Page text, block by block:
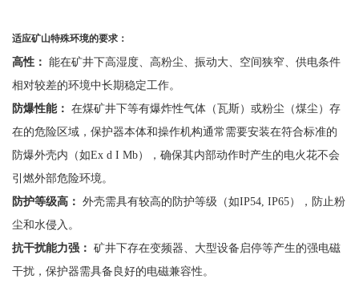
适应矿山特殊环境的要求：
高性： 能在矿井下高湿度、高粉尘、振动大、空间狭窄、供电条件
相对较差的环境中长期稳定工作。
防爆性能： 在煤矿井下等有爆炸性气体（瓦斯）或粉尘（煤尘）存
在的危险区域，保护器本体和操作机构通常需要安装在符合标准的
防爆外壳内（如Ex d I Mb），确保其内部动作时产生的电火花不会
引燃外部危险环境。
防护等级高： 外壳需具有较高的防护等级（如IP54, IP65），防止粉
尘和水侵入。
抗干扰能力强： 矿井下存在变频器、大型设备启停等产生的强电磁
干扰，保护器需具备良好的电磁兼容性。